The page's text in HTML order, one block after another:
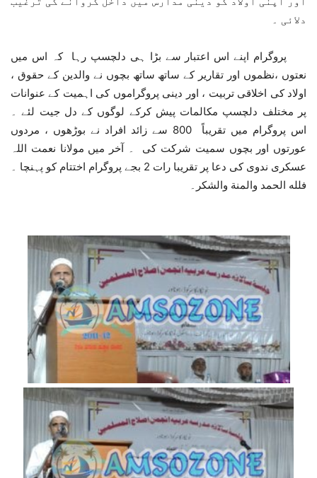
دلائی ۔
پروگرام اپنے اس اعتبار سے بڑا ہی دلچسپ رہا کہ اس میں
نعتوں ،نظموں اور تقاریر کے ساتھ ساتھ بچوں نے والدین کے حقوق ،
اولاد کی اخلاقی تربیت ، اور دینی پروگراموں کی اہمیت کے عنوانات
پر مختلف دلچسپ مکالمات پیش کرکے لوگوں کے دل جیت لئے ۔
اس پروگرام میں تقریباً 800 سے زائد افراد نے بوڑھوں ، مردوں
عورتوں اور بچوں سمیت شرکت کی ۔ آخر میں مولانا نعمت اللہ
عسکری ندوی کی دعا پر تقریبا رات 2 بجے پروگرام اختتام کو پہنچا ۔
فلله الحمد والمنة والشكر۔